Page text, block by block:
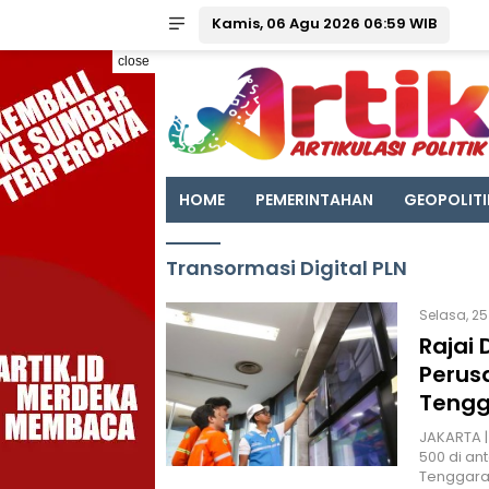
Kamis, 06 Agu 2026 06:59 WIB
close
HOME PEMERINTAHAN
Transormasi Digital PLN
Selasa,
Rajai
500 di